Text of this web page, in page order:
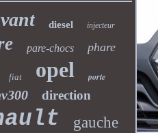
diesel injecteur
pare-chocs phare
fiat opel porte
direction
gauche